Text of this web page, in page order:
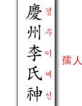
孺人